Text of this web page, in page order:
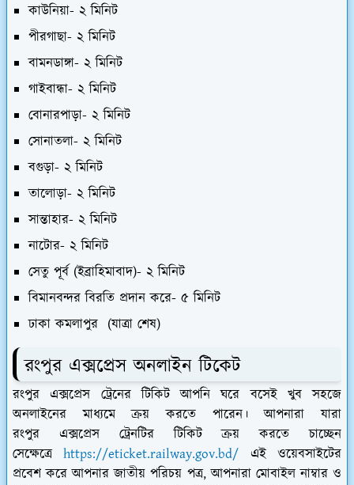
কাউনিয়া- ২ মিনিট
পীরগাছা- ২ মিনিট
বামনডাঙ্গা- ২ মিনিট
গাইবান্ধা- ২ মিনিট
বোনারপাড়া- ২ মিনিট
সোনাতলা- ২ মিনিট
বগুড়া- ২ মিনিট
তালোড়া- ২ মিনিট
সান্তাহার- ২ মিনিট
নাটোর- ২ মিনিট
সেতু পূর্ব (ইব্রাহিমাবাদ)- ২ মিনিট
বিমানবন্দর বিরতি প্রদান করে- ৫ মিনিট
ঢাকাকমলাপুর (যাত্রা শেষ)
রংপুর এক্সপ্রেস অনলাইন টিকেট
রংপুর এক্সপ্রেস ট্রেনের টিকিট আপনি ঘরে বসেই খুব সহজে
অনলাইনের মাধ্যমে ক্রয় করতে পারেন। আপনারা যারা
রংপুর এক্সপ্রেস ট্রেনটির টিকিট ক্রয় করতে চাচ্ছেন
সেক্ষেত্রেhttps://eticket.railway.gov.bd/ এই ওয়েবসাইটের
প্রবেশ করে আপনার জাতীয় পরিচয় পত্র, আপনারা মোবাইল নাম্বার ও